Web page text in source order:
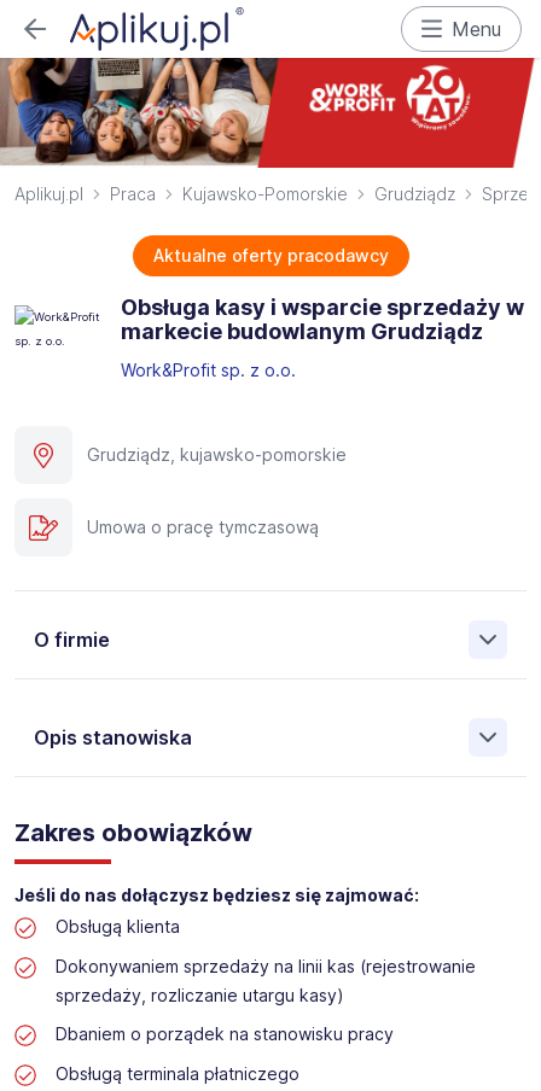
Menu
Aplikuj.pl Praca Kujawsko-Pomorskie Grudziądz
Aktualne oferty pracodawcy
Obsługa kasy i wsparcie sprzedaży w
markecie budowlanym ​Grudziądz
Work&Profit sp. z o.o.
Grudziądz, kujawsko-pomorskie
Umowa o pracę tymczasową
O firmie
Opis stanowiska
Pośrednictwa Pracy i Doradztwa Personalnego Work &
Profit jest obecnie jedną z największych niezależnych
polskich agencji zatrudnienia. W ciągu wielu lat naszej
działalności daliśmy pracę przeszło 50 000 pracowników
w całym kraju. Skutecznie znajdujemy pracowników dla
największych firm, jak również małych rodzinnych
przedsiębiorstw w Polsce. Agencja jest wpisana pod nr
396 w Krajowym Rejestrze Agencji Zatrudnienia.
Obecnie dla naszego Klienta, poszukujemy osób do pracy
na stanowisko:
Obsługa kasy i wsparcie sprzedaży w markecie
Zakres obowiązków
Jeśli do nas dołączysz będziesz się zajmować:
Obsługą klienta
Dokonywaniem sprzedaży na linii kas (rejestrowanie
sprzedaży, rozliczanie utargu kasy)
Dbaniem o porządek na stanowisku pracy
Obsługą terminala płatniczego